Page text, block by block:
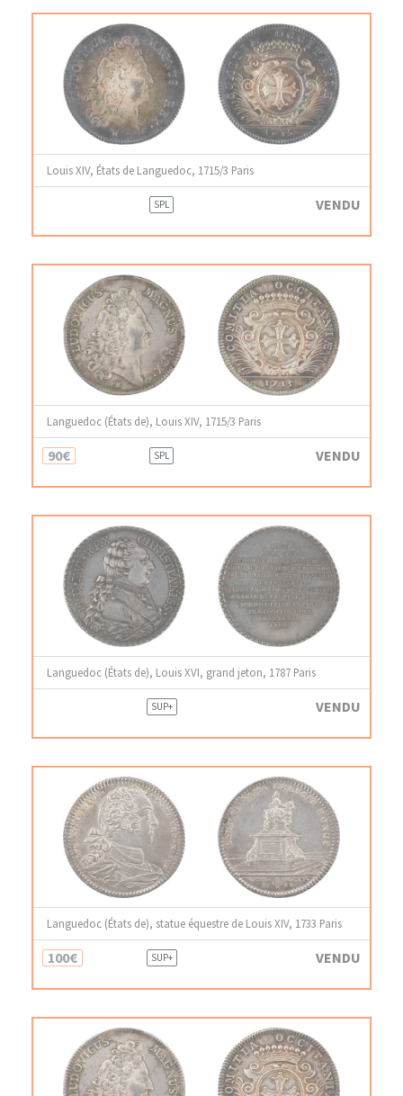
Louis XIV, États de Languedoc, 1715/3 Paris
SPL VENDU
Languedoc (États de), Louis XIV, 1715/3 Paris
90€ SPL VENDU
Languedoc (États de), Louis XVI, grand jeton, 1787 Paris
SUP+ VENDU
Languedoc (États de), statue équestre de Louis XIV, 1733 Paris
100€ SUP+ VENDU